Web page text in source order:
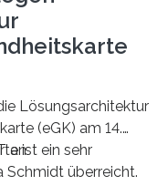
Lösungsarchitektur
(eGK) am 14.
an
Schmidt überreicht.
ist ein sehr